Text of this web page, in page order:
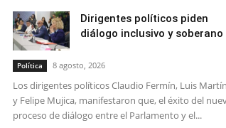
Dirigentes políticos piden
diálogo inclusivo y soberano
Política 8 agosto, 2026
Los dirigentes políticos Claudio Fermín, Luis
y Felipe Mujica, manifestaron que, el éxito del
proceso de diálogo entre el Parlamento y el...